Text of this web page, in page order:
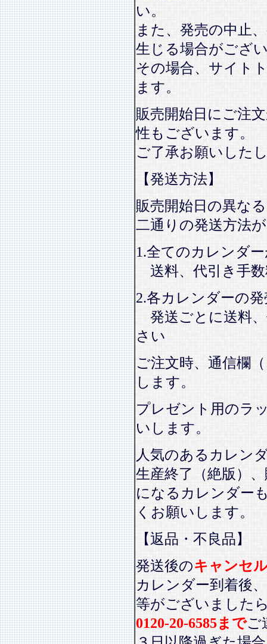
い。
また、発売の中止
生じる場合がござ
その場合、サイト
ます。
販売開始日にご注
性もございます。
ご了承お願いした
【発送方法】
販売開始日の異な
二通りの発送方法
1.全てのカレンダ
送料、代引き手
2.各カレンダーの
発送ごとに送料
さい
ご注文時、通信欄
します。
プレゼント用のラ
いします。
人気のあるカレン
生産終了（絶版）
になるカレンダー
くお願いします。
【返品・不良品】
発送後のキャンセ
カレンダー到着後、
等がございました
0120-20-6585までご